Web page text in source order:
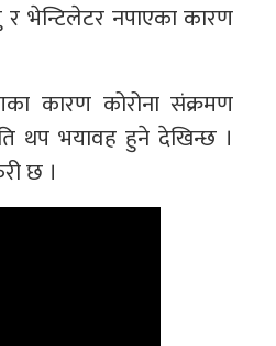
भेन्टिलेटर नपाएका कारण
कारण कोरोना संक्रमण
थप भयावह हुने देखिन्छ ।
छ ।